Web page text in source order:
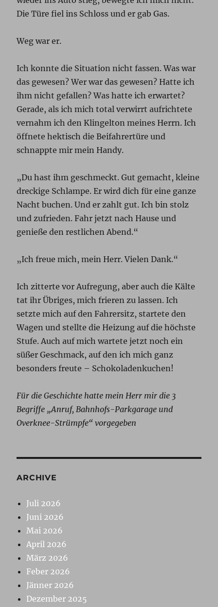
Die Türe fiel ins Schloss und er gab Gas.
Weg war er.
Ich konnte die Situation nicht fassen. Was war
das gewesen? Wer war das gewesen? Hatte ich
ihm nicht gefallen? Was hatte ich erwartet?
Gerade, als ich mich total verwirrt aufrichtete
vernahm ich den Klingelton meines Herrn. Ich
öffnete hektisch die Beifahrertüre und
schnappte mir mein Handy.
„Du hast ihm geschmeckt. Gut gemacht, kleine
dreckige Schlampe. Er wird dich für eine ganze
Nacht buchen. Und er zahlt gut. Ich bin stolz
und zufrieden. Fahr jetzt nach Hause und
genieße den restlichen Abend.“
„Ich freue mich, mein Herr. Vielen Dank.“
Ich zitterte vor Aufregung, aber auch die Kälte
tat ihr Übriges, mich frieren zu lassen. Ich
setzte mich auf den Fahrersitz, startete den
Wagen und stellte die Heizung auf die höchste
Stufe. Auch auf mich wartete jetzt noch ein
süßer Geschmack, auf den ich mich ganz
besonders freute – Schokoladenkuchen!
Für die Geschichte hatte mein Herr mir die 3
Begriffe „Anruf, Bahnhofs-Parkgarage und
Overknee-Strümpfe“ vorgegeben
ARCHIVE
Juli 2026
Juni 2026
Mai 2026
April 2026
März 2026
Feber 2026
Jänner 2026
Dezember 2025